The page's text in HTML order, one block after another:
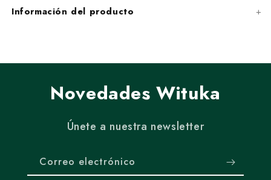
Información del producto
Novedades Wituka
Únete a nuestra newsletter
Correo electrónico